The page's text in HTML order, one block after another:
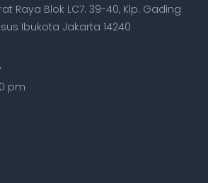
Raya Blok LC7. 39-40, Klp. Gading
Ibukota Jakarta 14240
pm